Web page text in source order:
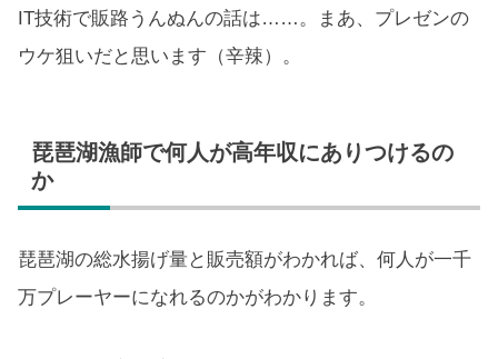
IT技術で販路うんぬんの話は……。まあ、プレゼンの
ウケ狙いだと思います（辛辣）。
琵琶湖漁師で何人が高年収にありつけるの
か
琵琶湖の総水揚げ量と販売額がわかれば、何人が一千
万プレーヤーになれるのかがわかります。